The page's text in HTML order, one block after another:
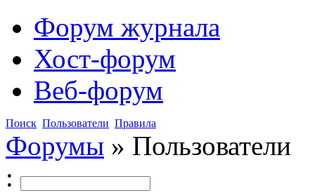
Форум журнала
Хост-форум
Веб-форум
Поиск Пользователи Правила
Форумы » Пользователи
: